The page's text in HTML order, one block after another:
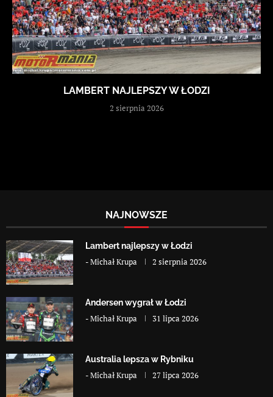
LAMBERT NAJLEPSZY W ŁODZI
2 sierpnia 2026
NAJNOWSZE
Lambert najlepszy w Łodzi
-Michał Krupa 2 sierpnia 2026
Andersen wygrał w Łodzi
-Michał Krupa 31 lipca 2026
Australia lepsza w Rybniku
-Michał Krupa 27 lipca 2026